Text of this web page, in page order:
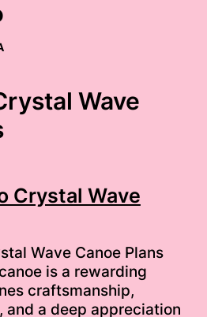
Wave
Crystal Wave
Wave Canoe Plans
is a rewarding
craftsmanship,
and a deep appreciation